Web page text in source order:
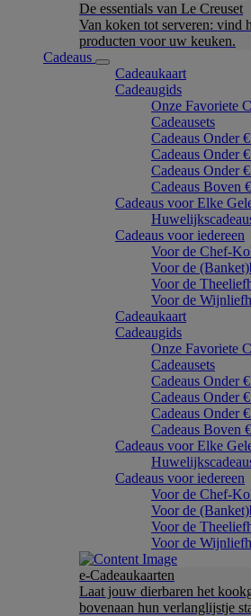
De essentials van Le Creuset
Van koken tot serveren: vind
producten voor uw keuken.
Cadeaus
Cadeaukaart
Cadeaugids
Onze Favoriete
Cadeausets
Cadeaus Onder
Cadeaus Onder
Cadeaus Onder
Cadeaus Boven
Cadeaus voor Elke
Cadeaus voor iedereen
Voor de Chef-
Voor de
Voor de
Voor de
Cadeaukaart
Cadeaugids
Onze Favoriete
Cadeausets
Cadeaus Onder
Cadeaus Onder
Cadeaus Onder
Cadeaus Boven
Cadeaus voor Elke
Cadeaus voor iedereen
Voor de Chef-
Voor de
Voor de
Voor de
e-Cadeaukaarten
Laat jouw dierbaren het
bovenaan hun verlanglijstje